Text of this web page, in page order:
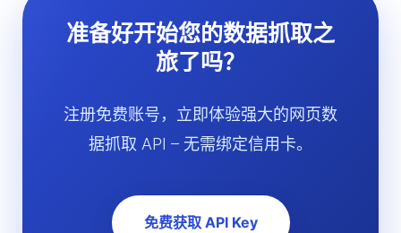
准备好开始您的数据抓取之
旅了吗？
注册免费账号，立即体验强大的网页数
据抓取 API – 无需绑定信用卡。
免费获取 API Key